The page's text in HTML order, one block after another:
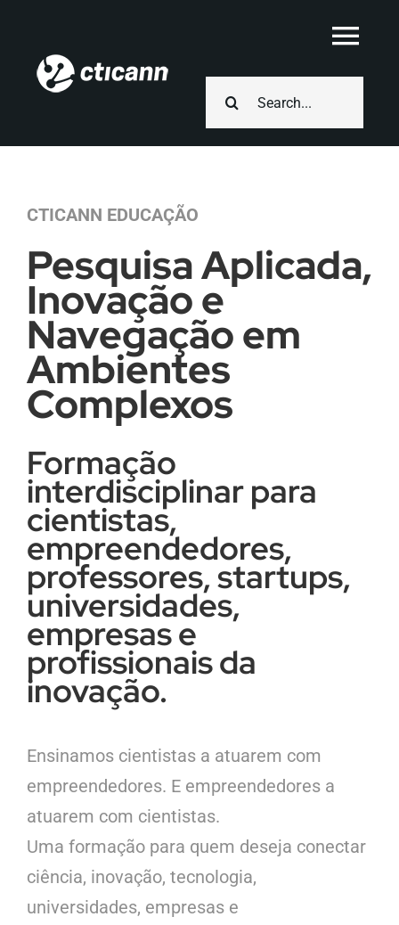
content
Soluções
Fale Conosco
Search
CTICANN EDUCAÇÃO
Pesquisa Aplicada,
Inovação e
Navegação em
Ambientes
Complexos
Formação
interdisciplinar para
cientistas,
empreendedores,
professores, startups,
universidades,
empresas e
profissionais da
inovação.
Ensinamos cientistas a atuarem com
empreendedores. E empreendedores a
atuarem com cientistas.
Uma formação para quem deseja conectar
ciência, inovação, tecnologia,
universidades, empresas e